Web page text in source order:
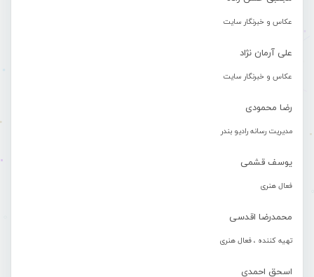
عکاس و خبرنگار سایت
علی آرمان نژاد
عکاس و خبرنگار سایت
رضا محمودی
مدیریت رسانه رادیو بندر
یوسف قشمی
فعال هنری
محمدرضا اقدسی
تهیه کننده ، فعال هنری
اسحق احمدی